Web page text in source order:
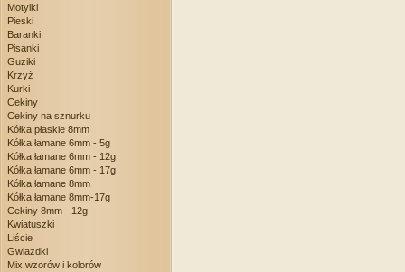
Motylki
Pieski
Baranki
Pisanki
Guziki
Krzyż
Kurki
Cekiny
Cekiny na sznurku
Kółka płaskie 8mm
Kółka łamane 6mm - 5g
Kółka łamane 6mm - 12g
Kółka łamane 6mm - 17g
Kółka łamane 8mm
Kółka łamane 8mm-17g
Cekiny 8mm - 12g
Kwiatuszki
Liście
Gwiazdki
Mix wzorów i kolorów